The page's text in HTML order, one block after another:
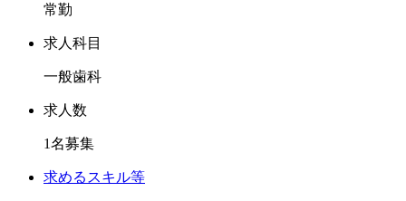
常勤
求人科目
一般歯科
求人数
1名募集
求めるスキル等